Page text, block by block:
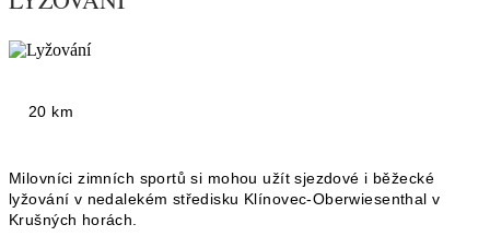
20 km
Milovníci zimních sportů si mohou užít sjezdové i běžecké
lyžování v nedalekém středisku Klínovec-Oberwiesenthal v
Krušných horách.